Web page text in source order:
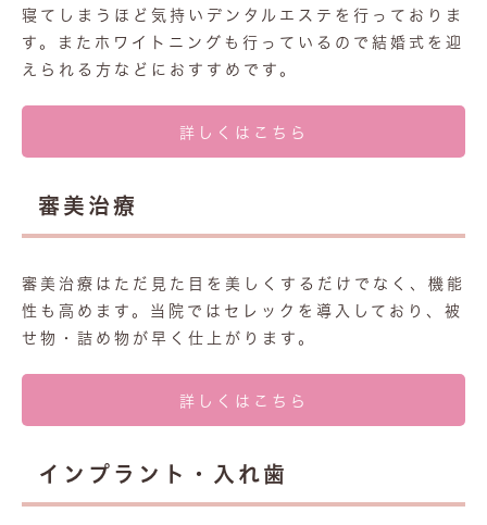
寝てしまうほど気持いデンタルエステを行っておりま
す。またホワイトニングも行っているので結婚式を迎
えられる方などにおすすめです。
詳しくはこちら
審美治療
審美治療はただ見た目を美しくするだけでなく、機能
性も高めます。当院ではセレックを導入しており、被
せ物・詰め物が早く仕上がります。
詳しくはこちら
インプラント・入れ歯